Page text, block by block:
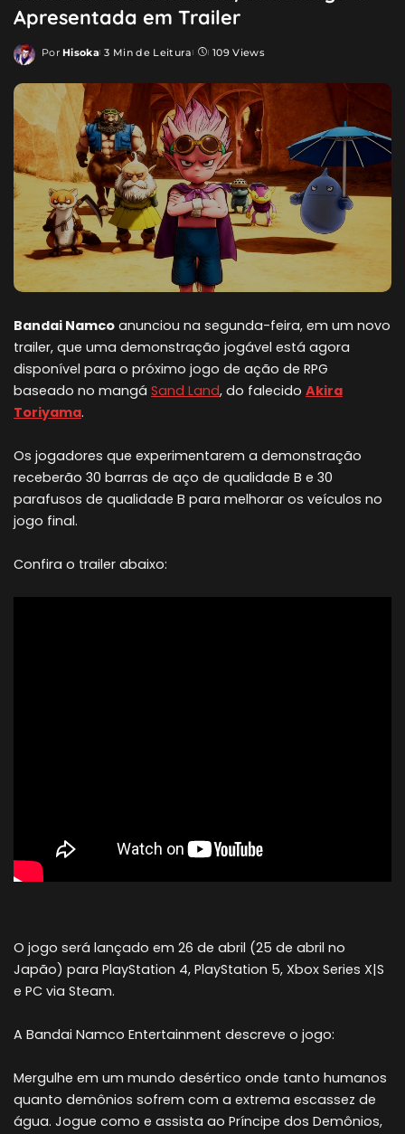
Apresentada em Trailer
Posted
Por Hisoka 3 Min de Leitura 109 Views
Bandai Namco anunciou na segunda-feira, em um novo
trailer, que uma demonstração jogável está agora
disponível para o próximo jogo de ação de RPG
baseado no mangá Sand Land, do falecido Akira
Toriyama.
Os jogadores que experimentarem a demonstração
receberão 30 barras de aço de qualidade B e 30
parafusos de qualidade B para melhorar os veículos no
jogo final.
Confira o trailer abaixo:
O jogo será lançado em 26 de abril (25 de abril no
Japão) para PlayStation 4, PlayStation 5, Xbox Series X|S
e PC via Steam.
A Bandai Namco Entertainment descreve o jogo:
Mergulhe em um mundo desértico onde tanto humanos
quanto demônios sofrem com a extrema escassez de
água. Jogue como e assista ao Príncipe dos Demônios,